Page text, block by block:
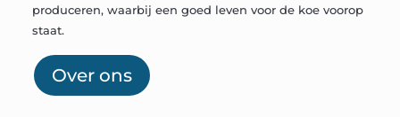
produceren, waarbij een goed leven voor de koe voorop
staat.
Over ons